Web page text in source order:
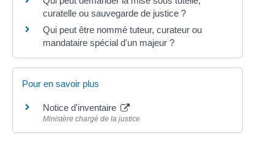
curatelle ou sauvegarde de justice ?
Qui peut être nommé tuteur, curateur ou
mandataire spécial d'un majeur ?
Pour en savoir plus
Notice d'inventaire
Ministère chargé de la justice